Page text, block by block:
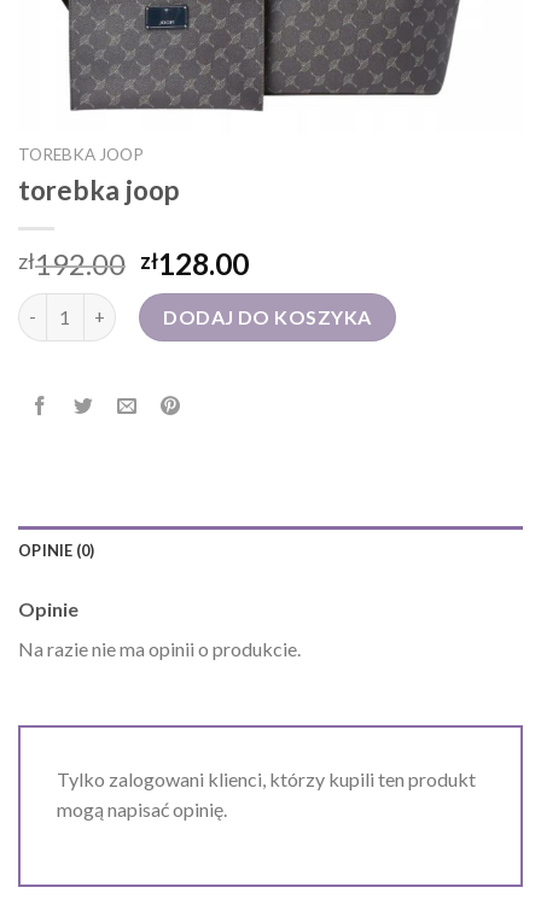
TOREBKA JOOP
torebka joop
zł192.00 zł128.00
ilość torebka joop DODAJ DO KOSZYKA
OPINIE (0)
Opinie
Na razie nie ma opinii o produkcie.
Tylko zalogowani klienci, którzy kupili ten produkt
mogą napisać opinię.